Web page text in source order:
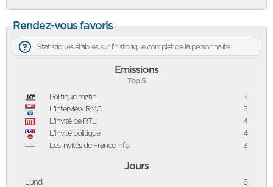
Rendez-vous favoris
Statistiques établies sur l'historique complet de la personnalité.
Emissions
Top 5
Politique matin
5
L'interview RMC
5
L'invité de RTL
4
L'invité politique
4
Les invités de France Info
3
Jours
Lundi
6